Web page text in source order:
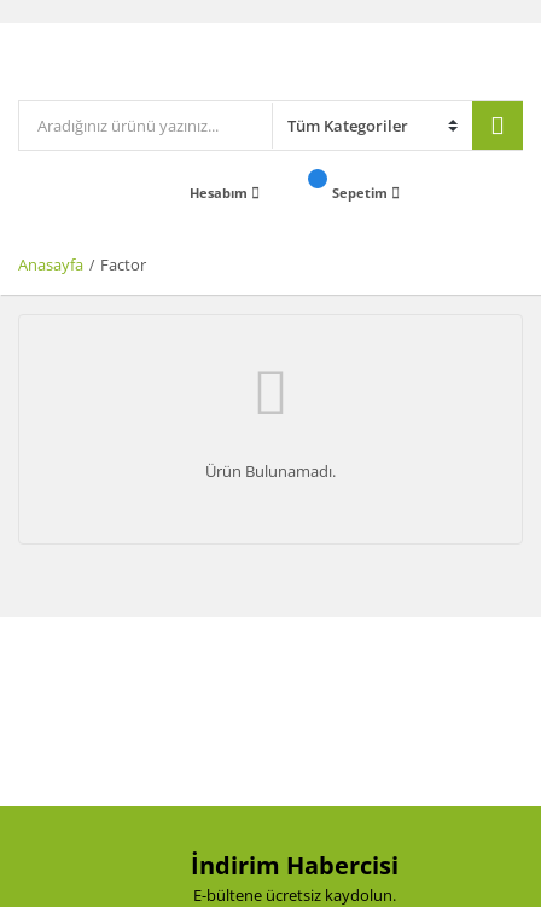
Hesabım Sepetim
Anasayfa Factor
Ürün Bulunamadı.
İndirim Habercisi
E-bültene ücretsiz kaydolun.